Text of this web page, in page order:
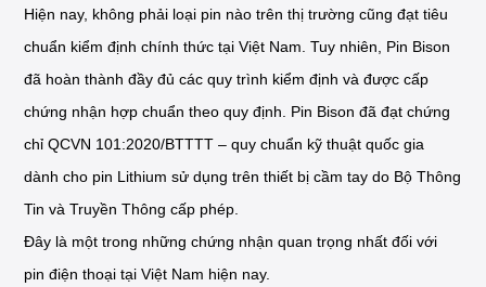
Hiện nay, không phải loại pin nào trên thị trường cũng đạt tiêu
chuẩn kiểm định chính thức tại Việt Nam. Tuy nhiên, Pin Bison
đã hoàn thành đầy đủ các quy trình kiểm định và được cấp
chứng nhận hợp chuẩn theo quy định. Pin Bison đã đạt chứng
chỉ QCVN 101:2020/BTTTT – quy chuẩn kỹ thuật quốc gia
dành cho pin Lithium sử dụng trên thiết bị cầm tay do Bộ Thông
Tin và Truyền Thông cấp phép.
Đây là một trong những chứng nhận quan trọng nhất đối với
pin điện thoại tại Việt Nam hiện nay.